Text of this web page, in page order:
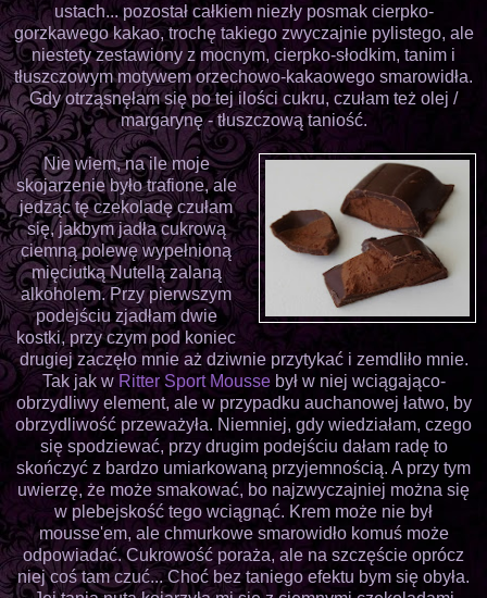
ustach... pozostał całkiem niezły posmak cierpko-
gorzkawego kakao, trochę takiego zwyczajnie pylistego, ale
niestety zestawiony z mocnym, cierpko-słodkim, tanim i
tłuszczowym motywem orzechowo-kakaowego smarowidła.
Gdy otrząsnęłam się po tej ilości cukru, czułam też olej /
margarynę - tłuszczową taniość.
Nie wiem, na ile moje
skojarzenie było trafione, ale
jedząc tę czekoladę czułam
się, jakbym jadła cukrową
ciemną polewę wypełnioną
mięciutką Nutellą zalaną
alkoholem. Przy pierwszym
podejściu zjadłam dwie
kostki, przy czym pod koniec
drugiej zaczęło mnie aż dziwnie przytykać i zemdliło mnie.
Tak jak w Ritter Sport Moussebył w niej wciągająco-
obrzydliwy element, ale w przypadku auchanowej łatwo, by
obrzydliwość przeważyła. Niemniej, gdy wiedziałam, czego
się spodziewać, przy drugim podejściu dałam radę to
skończyć z bardzo umiarkowaną przyjemnością. A przy tym
uwierzę, że może smakować, bo najzwyczajniej można się
w plebejskość tego wciągnąć. Krem może nie był
mousse'em, ale chmurkowe smarowidło komuś może
odpowiadać. Cukrowość poraża, ale na szczęście oprócz
niej coś tam czuć... Choć bez taniego efektu bym się obyła.